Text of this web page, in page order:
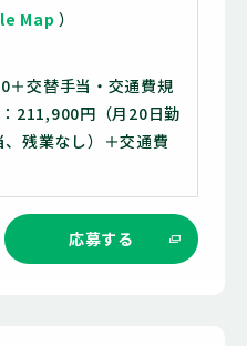
Map ）
＋交替手当・交通費規
211,900円（月20日勤
残業なし）＋交通費
応募する